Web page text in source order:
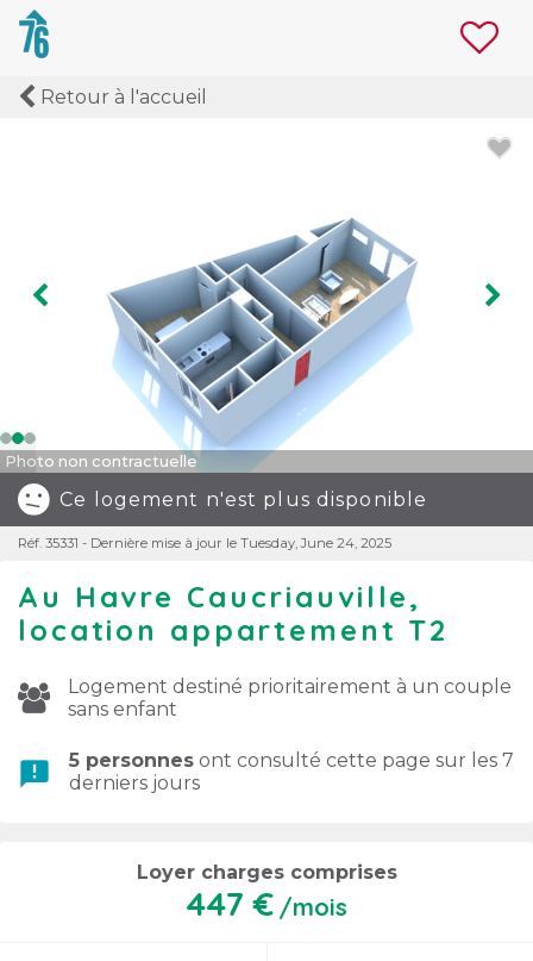
Retour à l'accueil
Photo non contractuelle
Image précédente
Ce logement n'est plus disponible
Réf. 35331 - Dernière mise à jour le Tuesday, June 24, 2025
Au Havre Caucriauville,
location appartement T2
Logement destiné prioritairement à un couple
sans enfant
announcement 5 personnes ont consulté cette page sur les 7
derniers jours
Loyer charges comprises
447 € /mois